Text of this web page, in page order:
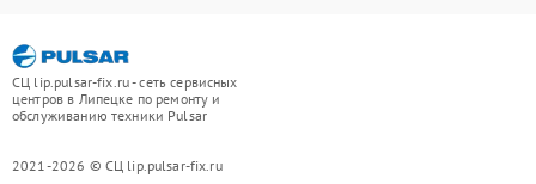
СЦ lip.pulsar-fix.ru - сеть сервисных
центров в Липецке по ремонту и
обслуживанию техники Pulsar
2021-2026 © СЦ lip.pulsar-fix.ru